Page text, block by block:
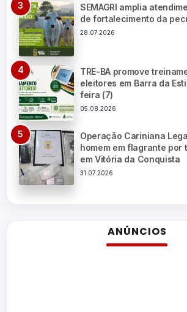
SEMAGRI amplia
de fortalecimento da
28.07.2026
TRE-BA promove
eleitores em Barra da
feira (7)
05.08.2026
Operação Cariniana
homem em flagrante por
em Vitória da Conquista
31.07.2026
ANÚNCIOS